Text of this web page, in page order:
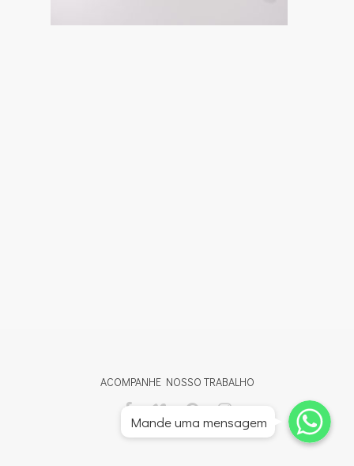
ACOMPANHE NOSSO TRABALHO
Whatsapp
Whatsapp
Whatsapp
Mande uma mensagem